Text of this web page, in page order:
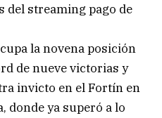
del streaming pago de
la novena posición
de nueve victorias y
invicto en el Fortín en
donde ya superó a lo